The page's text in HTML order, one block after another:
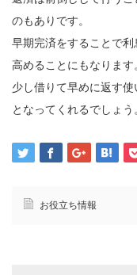
のもありです。
早期完済をすることで
高めることにもなります
少し借りて早めに返す
となってくれるでしょう
お役立ち情報